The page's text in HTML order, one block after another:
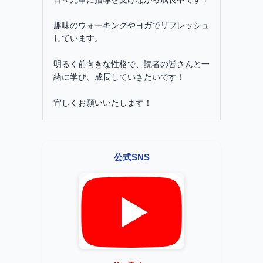
趣味のウォーキングやヨガでリフレッシュ
しています。
明るく前向きな性格で、読者の皆さんと一
緒に学び、成長していきたいです！
宜しくお願いいたします！
公式SNS